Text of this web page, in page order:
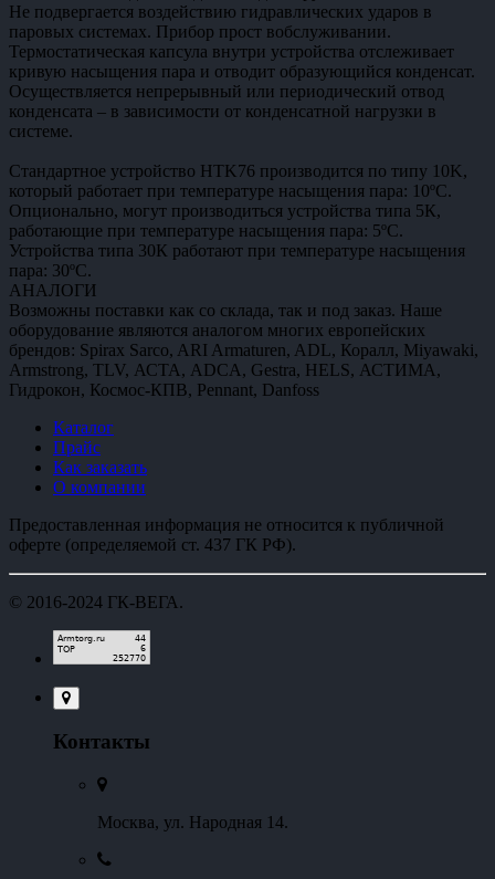
Не подвергается воздействию гидравлических ударов в
паровых системах. Прибор прост вобслуживании.
Термостатическая капсула внутри устройства отслеживает
кривую насыщения пара и отводит образующийся конденсат.
Осуществляется непрерывный или периодический отвод
конденсата – в зависимости от конденсатной нагрузки в
системе.
Стандартное устройство HTK76 производится по типу 10K,
который работает при температуре насыщения пара: 10ºС.
Опционально, могут производиться устройства типа 5К,
работающие при температуре насыщения пара: 5ºС.
Устройства типа 30К работают при температуре насыщения
пара: 30ºС.
АНАЛОГИ
Возможны поставки как со склада, так и под заказ. Наше
оборудование являются аналогом многих европейских
брендов: Spirax Sarco, ARI Armaturen, ADL, Коралл, Miyawaki,
Armstrong, TLV, АСТА, ADCA, Gestra, HELS, АСТИМА,
Гидрокон, Космос-КПВ, Pennant, Danfoss
Каталог
Прайс
Как заказать
О компании
Предоставленная информация не относится к публичной
оферте (определяемой ст. 437 ГК РФ).
© 2016-2024 ГК-ВЕГА.
Контакты
Москва, ул. Народная 14.